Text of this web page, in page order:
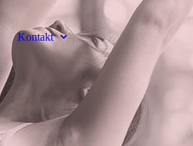
Kontakt